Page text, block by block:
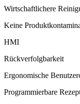
Wirtschaftlichere
Keine
HMI
Rückverfolgbarkeit
Ergonomische
Programmierbare